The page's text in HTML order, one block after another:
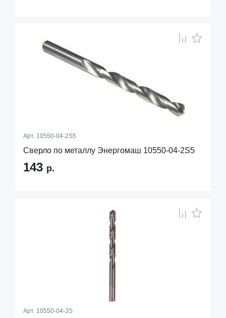
Арт. 10550-04-2S5
Сверло по металлу Энергомаш 10550-04-2S5
143 р.
Арт. 10550-04-3S